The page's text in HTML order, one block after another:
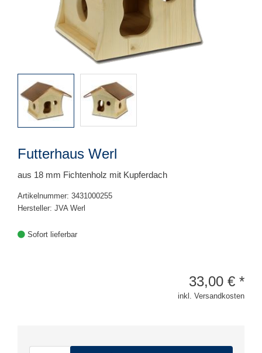
Futterhaus Werl
aus 18 mm Fichtenholz mit Kupferdach
Artikelnummer: 3431000255
Hersteller: JVA Werl
Sofort lieferbar
33,00 € *
inkl. Versandkosten